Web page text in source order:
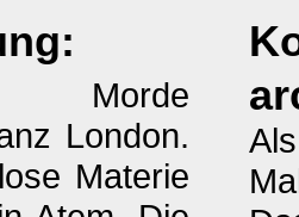
Morde
London.
Materie